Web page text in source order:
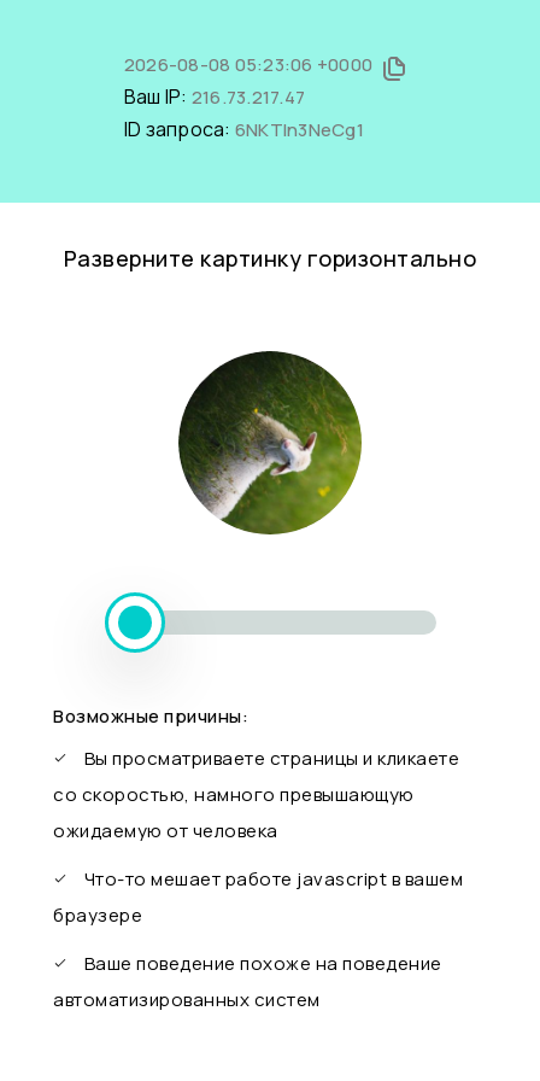
2026-08-08 05:23:06 +0000
Ваш IP: 216.73.217.47
ID запроса: 6NKTln3NeCg1
Разверните картинку горизонтально
Возможные причины:
Вы просматриваете страницы и кликаете
со скоростью, намного превышающую
ожидаемую от человека
Что-то мешает работе javascript в вашем
браузере
Ваше поведение похоже на поведение
автоматизированных систем